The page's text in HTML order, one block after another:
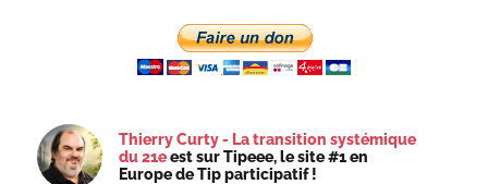
C’EST
LE
TOKEN
DE
PRÉCALCUL
Thierry Curty - La transition systémique
du 21eest sur Tipeee, le site #1 en
Europe de Tip participatif !